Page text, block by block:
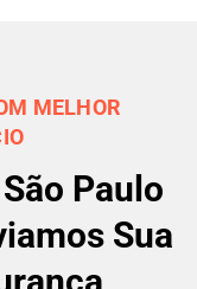
MELHOR
Paulo
Sua